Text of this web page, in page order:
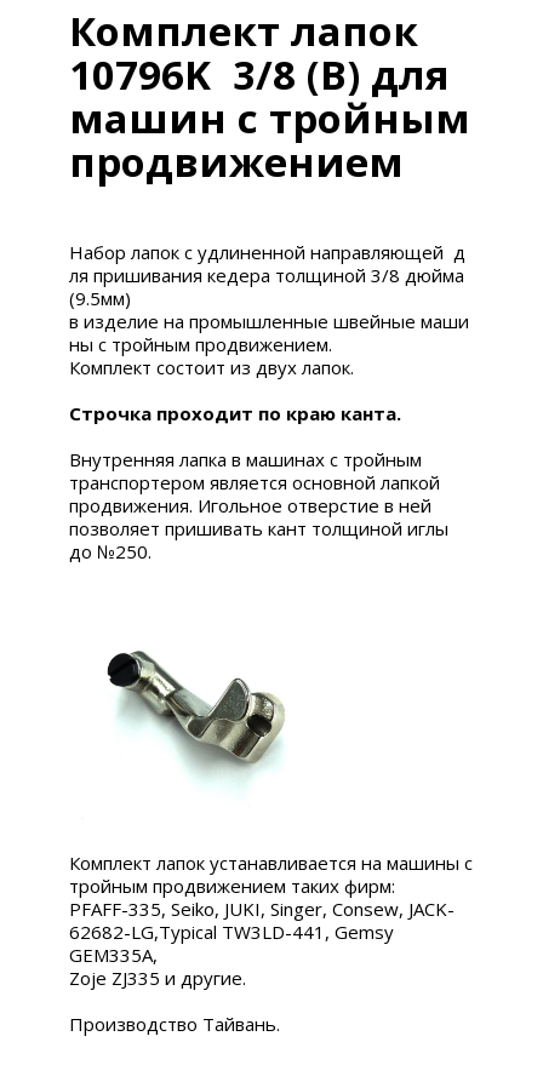
Комплект лапок
10796K 3/8 (В) для
машин с тройным
продвижением
Набор лапок с удлиненной направляющей д
ляпришивания кедера толщиной 3/8 дюйма
(9.5мм)
в изделие на промышленные швейные маши
ны с тройнымпродвижением.
Комплект состоит из двух лапок.
Строчка проходит по краю канта.
Внутренняя лапкав машинахс тройным
транспортером является основной лапкой
продвижения. Игольное отверстие в ней
позволяет пришивать кант толщиной иглы
до №250.
Комплект лапок устанавливается на машины с
тройным продвижением таких фирм:
PFAFF-335, Seiko, JUKI, Singer, Consew, JACK-
62682-LG,Typical TW3LD-441, Gemsy
GEM335A,
Zoje ZJ335 и другие.
Производство Тайвань.